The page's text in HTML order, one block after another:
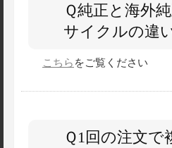
Ｑ純正と海外
サイクルの違
こちら をご覧ください
Ｑ1回の注文で